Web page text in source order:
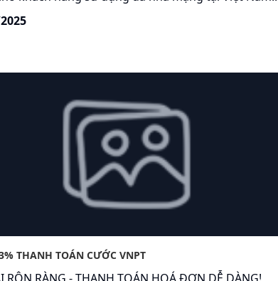
nội dung phong phú, chất lượng hình ảnh vượt tri
THANH TOÁN CƯỚC VNPT